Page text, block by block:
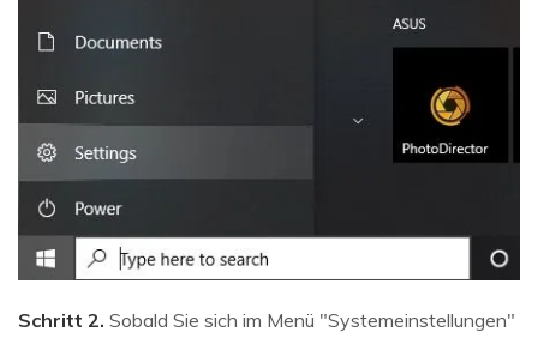
Schritt 2. Sobald Sie sich im Menü "Systemeinstellungen"